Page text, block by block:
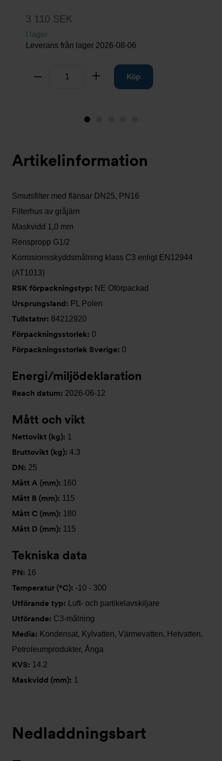
3 110 SEK
I lager
Leverans från lager 2026-08-06
Ta bort Lägg tillKöp
Bild
nu)
Artikelinformation
Smutsfilter med flänsar DN25, PN16
Filterhus av gråjärn
Maskvidd 1,0 mm
Renspropp G1/2
Korrosionsskyddsmålning klass C3 enligt EN12944
(AT1013)
RSK förpackningstyp: NE Oförpackad
Ursprungsland: PL Polen
Tullstatnr: 84212920
Förpackningsstorlek: 0
Förpackningsstorlek Sverige: 0
Energi/miljödeklaration
Reach datum: 2026-06-12
Mått och vikt
Nettovikt (kg): 1
Bruttovikt (kg): 4.3
DN: 25
Mått A (mm): 160
Mått B (mm): 115
Mått C (mm): 180
Mått D (mm): 115
Tekniska data
PN: 16
Temperatur (°C): -10 - 300
Utförande typ: Luft- och partikelavskiljare
Utförande: C3-målning
Media: Kondensat, Kylvatten, Värmevatten, Hetvatten,
Petroleumprodukter, Ånga
KVS: 14.2
Maskvidd (mm): 1
Nedladdningsbart